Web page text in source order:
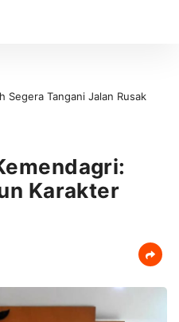
Segera Tangani Jalan Rusak
Karakter